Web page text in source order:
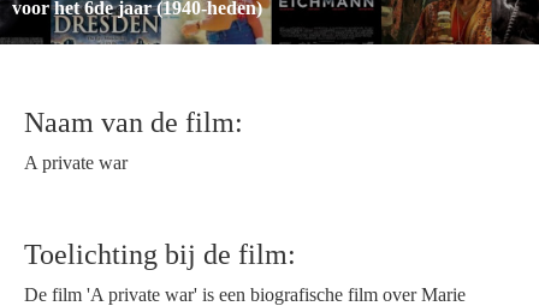
voor het 6de jaar (1940-heden)
Naam van de film:
A private war
Toelichting bij de film:
De film 'A private war' is een biografische film over Marie